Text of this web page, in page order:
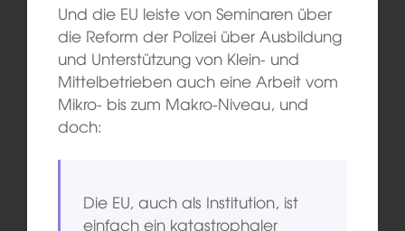
Und die EU leiste von Seminaren über
die Reform der Polizei über Ausbildung
und Unterstützung von Klein- und
Mittelbetrieben auch eine Arbeit vom
Mikro- bis zum Makro-Niveau, und
doch:
Die EU, auch als Institution, ist
einfach ein katastrophaler